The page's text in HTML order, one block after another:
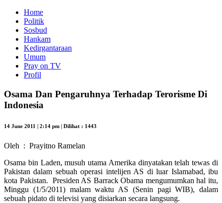
Home
Politik
Sosbud
Hankam
Kedirgantaraan
Umum
Pray on TV
Profil
Osama Dan Pengaruhnya Terhadap Terorisme Di
Indonesia
14 June 2011 | 2:14 pm | Dilihat : 1443
Oleh : Prayitno Ramelan
Osama bin Laden, musuh utama Amerika dinyatakan telah tewas di
Pakistan dalam sebuah operasi intelijen AS di luar Islamabad, ibu
kota Pakistan. Presiden AS Barrack Obama mengumumkan hal itu,
Minggu (1/5/2011) malam waktu AS (Senin pagi WIB), dalam
sebuah pidato di televisi yang disiarkan secara langsung.